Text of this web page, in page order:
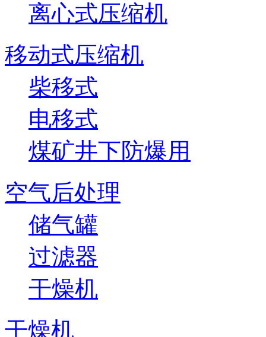
离心式压缩机
移动式压缩机
柴移式
电移式
煤矿井下防爆用
空气后处理
储气罐
过滤器
干燥机
干燥机